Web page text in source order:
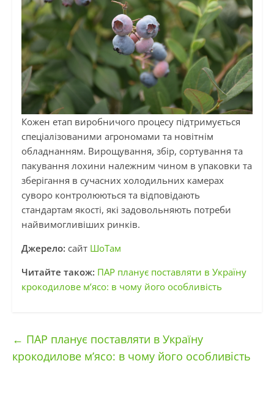
Кожен етап виробничого процесу підтримується
спеціалізованими агрономами та новітнім
обладнанням. Вирощування, збір, сортування та
пакування лохини належним чином в упаковки та
зберігання в сучасних холодильних камерах
суворо контролюються та відповідають
стандартам якості, які задовольняють потреби
найвимогливіших ринків.
Джерело: сайт ШоТам
Читайте також: ПАР планує поставляти в Україну
крокодилове м’ясо: в чому його особливість
← ПАР планує поставляти в Україну
крокодилове м’ясо: в чому його особливість